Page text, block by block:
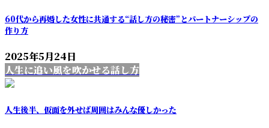
60代から再婚した女性に共通する“話し方の秘密”とパートナーシップの
作り方
2025年5月24日
人生に追い風を吹かせる話し方
人生後半、仮面を外せば周囲はみんな優しかった